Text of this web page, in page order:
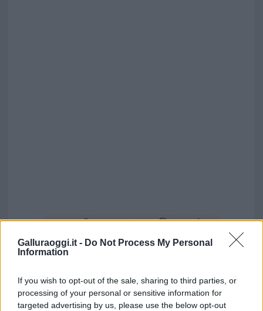
Galluraoggi.it - Do Not Process My Personal
Information
If you wish to opt-out of the sale, sharing to third parties, or
processing of your personal or sensitive information for
targeted advertising by us, please use the below opt-out